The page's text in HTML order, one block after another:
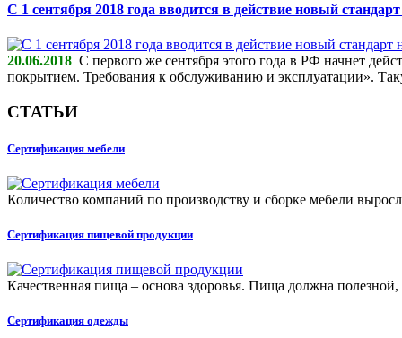
С 1 сентября 2018 года вводится в действие новый
20.06.2018 С первого же сентября этого года в РФ начнет
покрытием. Требования к обслуживанию и эксплуатации».
СТАТЬИ
Сертификация мебели
Количество компаний по производству и сборке мебели
Сертификация пищевой продукции
Качественная пища – основа здоровья. Пища должна
Сертификация одежды